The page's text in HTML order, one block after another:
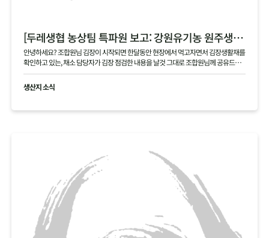
[두레생협 농상팀 특파원 보고: 강원유기농 원주생명농업 현장]
안녕하세요? 조합원님 김장이 시작되면 한달동안 현장에서 먹고자면서 김장생활재를
확인하고 있는, 채소 담당자가 김장 점검한 내용을 날것 그대로 조합원님께 공유드립
니다 .
생산지 소식